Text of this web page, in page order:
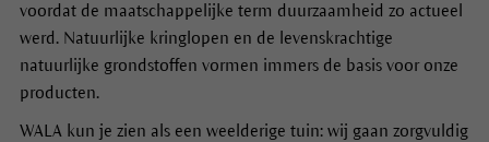
voordat de maatschappelijke term duurzaamheid zo actueel
werd. Natuurlijke kringlopen en de levenskrachtige
natuurlijke grondstoffen vormen immers de basis voor onze
producten.
WALA kun je zien als een weelderige tuin: wij gaan zorgvuldig